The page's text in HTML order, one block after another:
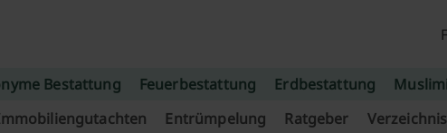
Bestattung Feuerbestattung Erdbestattung
Entrümpelung Ratgeber Verzeichnis